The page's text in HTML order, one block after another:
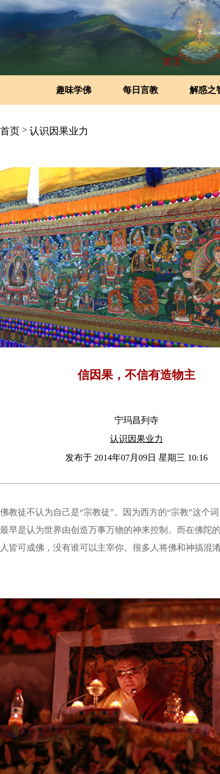
首页
趣味学佛 每日言教 解惑之
首页 > 认识因果业力
信因果，不信有造物主
宁玛昌列寺
认识因果业力
发布于 2014年07月09日 星期三 10:16
佛教徒不认为自己是“宗教徒”。因为西方的“宗教”这个
最早是认为世界由创造万事万物的神来控制。而在佛陀
人皆可成佛，没有谁可以主宰你。很多人将佛和神搞混